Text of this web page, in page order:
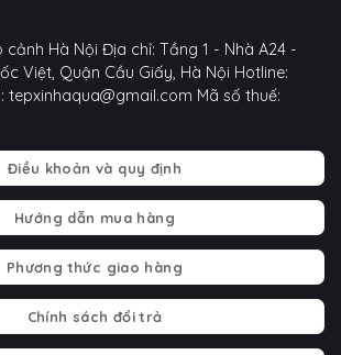
cảnh Hà Nội Địa chỉ: Tầng 1 - Nhà A24 -
Việt, Quận Cầu Giấy, Hà Nội Hotline:
tepxinhaqua@gmail.com Mã số thuế:
Điều khoản và quy định
Hướng dẫn mua hàng
Phương thức giao hàng
Chính sách đổi trả